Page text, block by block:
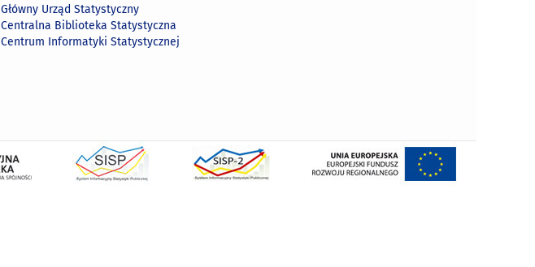
Główny Urząd Statystyczny
Centralna Biblioteka Statystyczna
Centrum Informatyki Statystycznej